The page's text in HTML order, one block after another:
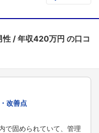
性 年収420万円 の口コ
改善点
で固められていて、管理